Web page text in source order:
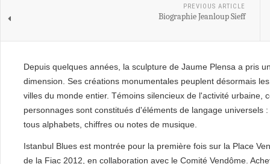
PREVIOUS ARTICLE
Biographie Jeanloup Sieff
Depuis quelques années, la sculpture de Jaume Plensa a pris
dimension. Ses créations monumentales peuplent désormais
villes du monde entier. Témoins silencieux de l'activité urbaine,
personnages sont constitués d'éléments de langage universels
tous alphabets, chiffres ou notes de musique.
Istanbul Blues est montrée pour la première fois sur la Place
de la Fiac 2012, en collaboration avec le Comité Vendôme.